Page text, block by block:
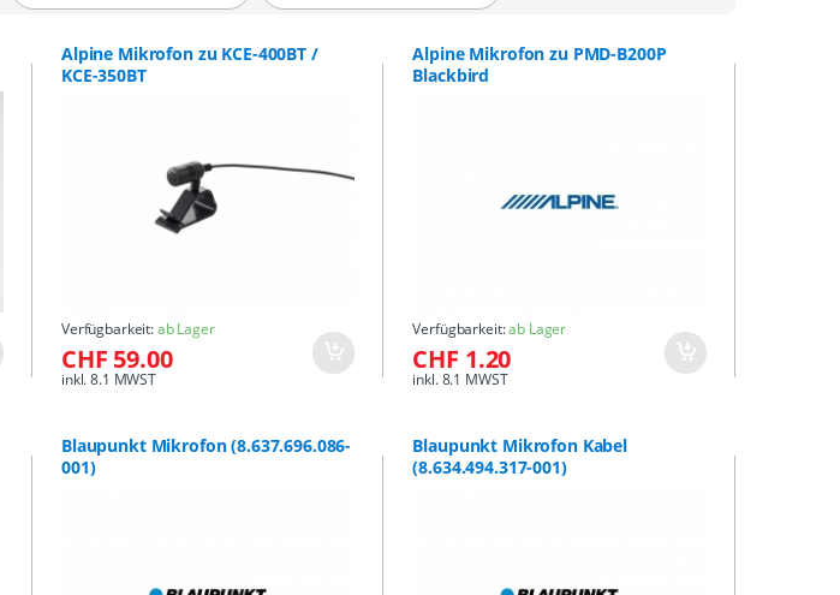
Alpine Mikrofon zu KCE-400BT /
KCE-350BT
Verfügbarkeit:ab Lager
CHF 59.00
inkl. 8.1 MWST
Alpine Mikrofon zu PMD-B200P
Blackbird
Verfügbarkeit:ab Lager
CHF 1.20
inkl. 8.1 MWST
Blaupunkt Mikrofon (8.637.696.086-
001)
Blaupunkt Mikrofon Kabel
(8.634.494.317-001)